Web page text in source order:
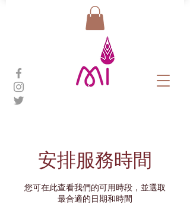
安排服務時間
您可在此查看我們的可用時段，並選取
最合適的日期和時間